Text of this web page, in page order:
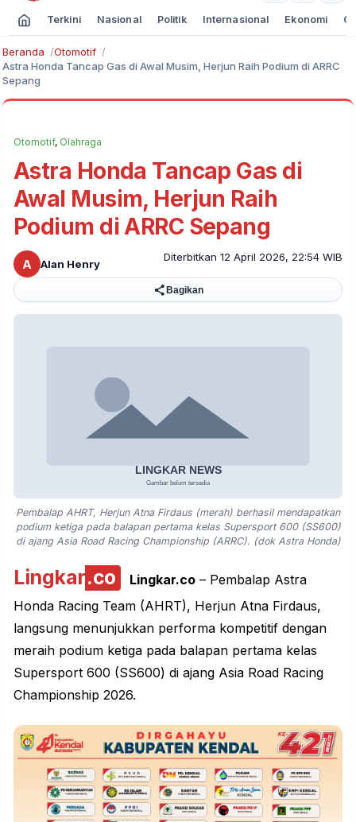
Terkini Nasional Politik Internasional Ekonomi
Beranda
Otomotif
Astra Honda Tancap Gas di Awal Musim, Herjun Raih Podium di ARRC
Sepang
Otomotif, Olahraga
Astra Honda Tancap Gas di
Awal Musim, Herjun Raih
Podium di ARRC Sepang
A Alan Henry
Diterbitkan 12 April 2026, 22:54 WIB
Bagikan
Pembalap AHRT, Herjun Atna Firdaus (merah) berhasil mendapatkan
podium ketiga pada balapan pertama kelas Supersport 600 (SS600)
di ajang Asia Road Racing Championship (ARRC). (dok Astra Honda)
Lingkar.co Lingkar.co– Pembalap Astra
Honda Racing Team (AHRT), Herjun Atna Firdaus,
langsung menunjukkan performa kompetitif dengan
meraih podium ketiga pada balapan pertama kelas
Supersport 600 (SS600) di ajang Asia Road Racing
Championship 2026.